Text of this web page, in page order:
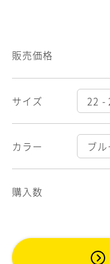
販売価格
サイズ
カラー
購入数